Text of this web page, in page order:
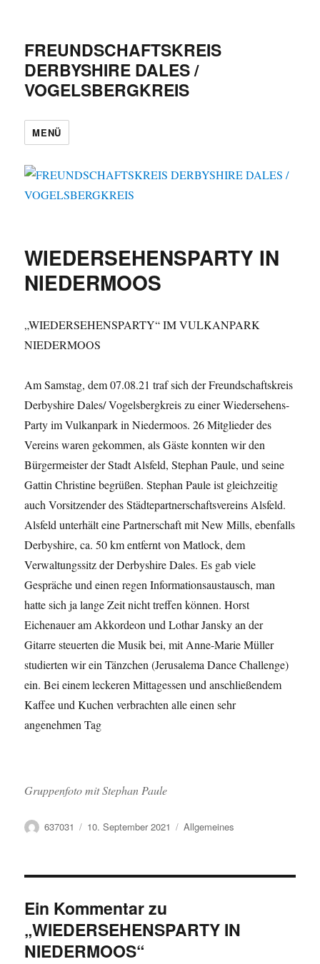
FREUNDSCHAFTSKREIS
DERBYSHIRE DALES /
VOGELSBERGKREIS
MENÜ
WIEDERSEHENSPARTY IN
NIEDERMOOS
„WIEDERSEHENSPARTY“ IM VULKANPARK
NIEDERMOOS
Am Samstag, dem 07.08.21 traf sich der Freundschaftskreis
Derbyshire Dales/ Vogelsbergkreis zu einer Wiedersehens-
Party im Vulkanpark in Niedermoos. 26 Mitglieder des
Vereins waren gekommen, als Gäste konnten wir den
Bürgermeister der Stadt Alsfeld, Stephan Paule, und seine
Gattin Christine begrüßen. Stephan Paule ist gleichzeitig
auch Vorsitzender des Städtepartnerschaftsvereins Alsfeld.
Alsfeld unterhält eine Partnerschaft mit New Mills, ebenfalls
Derbyshire, ca. 50 km entfernt von Matlock, dem
Verwaltungssitz der Derbyshire Dales. Es gab viele
Gespräche und einen regen Informationsaustausch, man
hatte sich ja lange Zeit nicht treffen können. Horst
Eichenauer am Akkordeon und Lothar Jansky an der
Gitarre steuerten die Musik bei, mit Anne-Marie Müller
studierten wir ein Tänzchen (Jerusalema Dance Challenge)
ein. Bei einem leckeren Mittagessen und anschließendem
Kaffee und Kuchen verbrachten alle einen sehr
angenehmen Tag
Gruppenfoto mit Stephan Paule
Autor
637031
Veröffentlicht
10. September 2021 Kategorien
Allgemeines
Ein Kommentar zu
„WIEDERSEHENSPARTY IN
NIEDERMOOS“